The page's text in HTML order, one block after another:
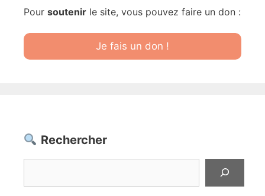
Pour soutenir le site, vous pouvez faire un don :
Je fais un don !
Rechercher